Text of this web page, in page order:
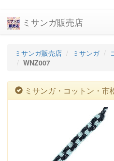
ミサンガ販売店
ミサンガ販売店 ミサンガ
WNZ007
ミサンガ・コットン・市